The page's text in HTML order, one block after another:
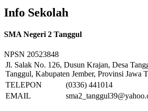
Info Sekolah
SMA Negeri 2 Tanggul
NPSN 20523848
Jl. Salak No. 126, Dusun Krajan, Desa
Tanggul, Kabupaten Jember, Provinsi Jawa
TELEPON
(0336) 441014
EMAIL